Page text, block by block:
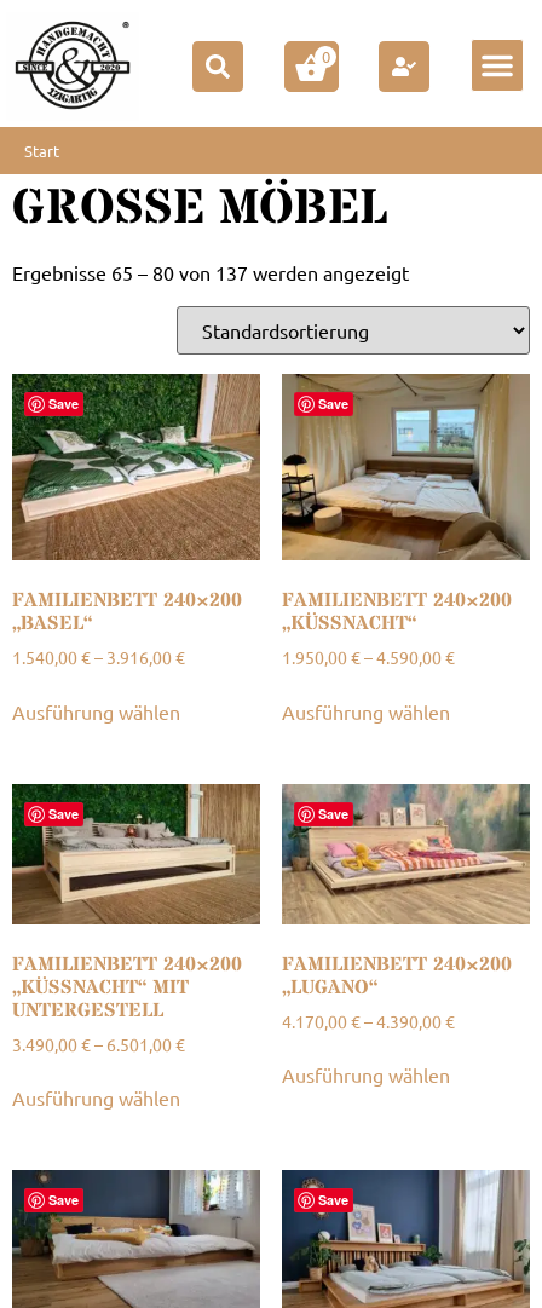
0
Start
Start/ Produkt-Versandklassen /
GROSSE MÖBEL
Ergebnisse 65 – 80 von 137 werden angezeigt
Save
FAMILIENBETT 240×200
„BASEL“
1.540,00€– 3.916,00€
Ausführung wählen
Save
FAMILIENBETT 240×200
„KÜSSNACHT“
1.950,00€–4.590,00€
Ausführung wählen
Save
FAMILIENBETT 240×200
„KÜSSNACHT“ MIT
UNTERGESTELL
3.490,00€– 6.501,00€
Ausführung wählen
Save
FAMILIENBETT 240×200
„LUGANO“
4.170,00€–4.390,00€
Ausführung wählen
Save Save